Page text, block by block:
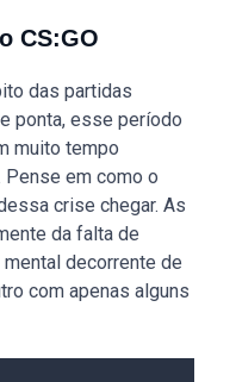
CS:GO
das partidas
ponta, esse período
muito tempo
Pense em como o
crise chegar. As
da falta de
decorrente de
com apenas alguns